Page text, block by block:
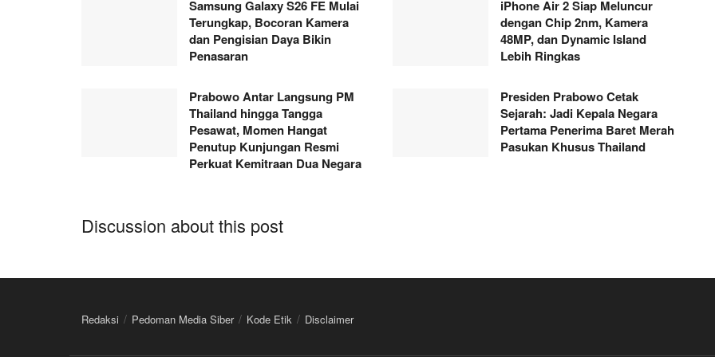
Samsung Galaxy S26 FE Mulai
Terungkap, Bocoran Kamera
dan Pengisian Daya Bikin
Penasaran
iPhone Air 2 Siap Meluncur
dengan Chip 2nm, Kamera
48MP, dan Dynamic Island
Lebih Ringkas
Prabowo Antar Langsung PM
Thailand hingga Tangga
Pesawat, Momen Hangat
Penutup Kunjungan Resmi
Perkuat Kemitraan Dua Negara
Presiden Prabowo Cetak
Sejarah: Jadi Kepala Negara
Pertama Penerima Baret Merah
Pasukan Khusus Thailand
Discussion about this post
Redaksi Pedoman Media Siber Kode Etik Disclaimer